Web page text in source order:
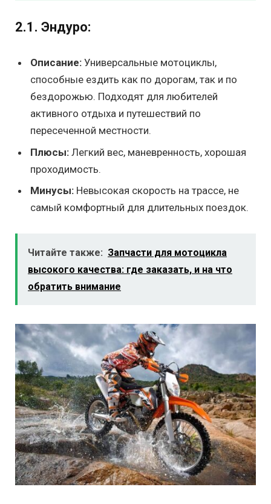
2.1. Эндуро:
Описание: Универсальные мотоциклы,
способные ездить как по дорогам, так и по
бездорожью. Подходят для любителей
активного отдыха и путешествий по
пересеченной местности.
Плюсы: Легкий вес, маневренность, хорошая
проходимость.
Минусы: Невысокая скорость на трассе, не
самый комфортный для длительных поездок.
Читайте также: Запчасти для мотоцикла
высокого качества: где заказать, и на что
обратить внимание